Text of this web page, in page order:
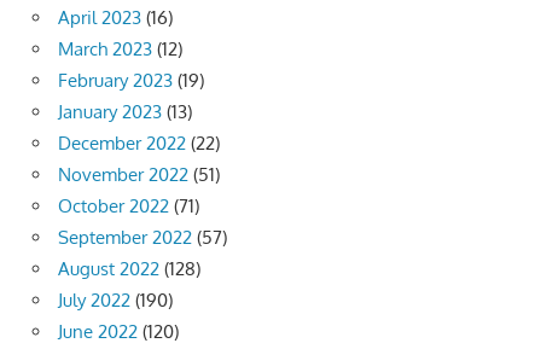
April 2023 (16)
March 2023 (12)
February 2023 (19)
January 2023 (13)
December 2022 (22)
November 2022 (51)
October 2022 (71)
September 2022 (57)
August 2022 (128)
July 2022 (190)
June 2022 (120)